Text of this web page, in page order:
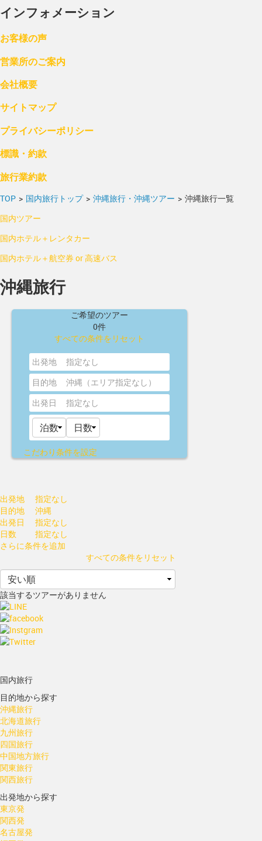
インフォメーション
お客様の声
営業所のご案内
会社概要
サイトマップ
プライバシーポリシー
標識・約款
旅行業約款
TOP > 国内旅行トップ > 沖縄旅行・沖縄ツアー > 沖縄旅行一覧
国内ツアー
国内ホテル＋レンタカー
国内ホテル＋航空券 or 高速バス
沖縄旅行
ご希望のツアー
0件
すべての条件をリセット
出発地
指定なし
目的地
沖縄（エリア指定なし）
出発日
指定なし
こだわり条件を設定
出発地
指定なし
目的地
沖縄
出発日
指定なし
日数
指定なし
さらに条件を追加
すべての条件をリセット
該当するツアーがありません
国内旅行
目的地から探す
沖縄旅行
北海道旅行
九州旅行
四国旅行
中国地方旅行
関東旅行
関西旅行
出発地から探す
東京発
関西発
名古屋発